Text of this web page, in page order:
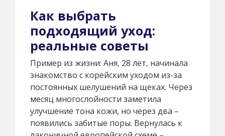
Как выбрать
подходящий уход:
реальные советы
Пример из жизни: Аня, 28 лет, начинала
знакомство с корейским уходом из-за
постоянных шелушений на щеках. Через
месяц многослойности заметила
улучшение тона кожи, но через два –
появились забитые поры. Вернулась к